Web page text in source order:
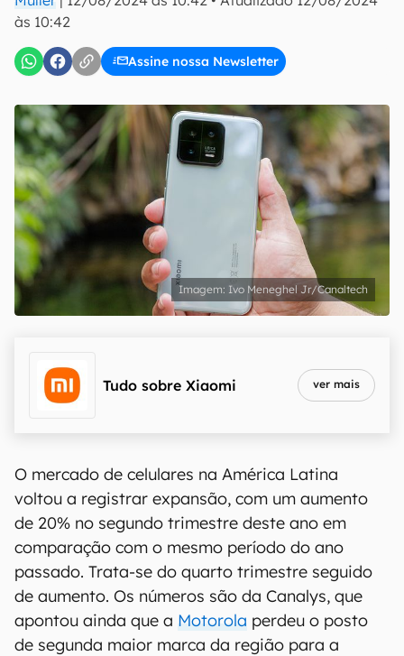
às 10:42
Assine nossa Newsletter
Uso e Política de Privacidade do Canaltech.
Ivo Meneghel Jr/Canaltech
Tudo sobre Xiaomi ver mais
O mercado de celulares na América Latina
voltou a registrar expansão, com um aumento
de 20% no segundo trimestre deste ano em
comparação com o mesmo período do ano
passado. Trata-se do quarto trimestre seguido
de aumento. Os números são da Canalys, que
apontou ainda que a Motorola perdeu o posto
de segunda maior marca da região para a